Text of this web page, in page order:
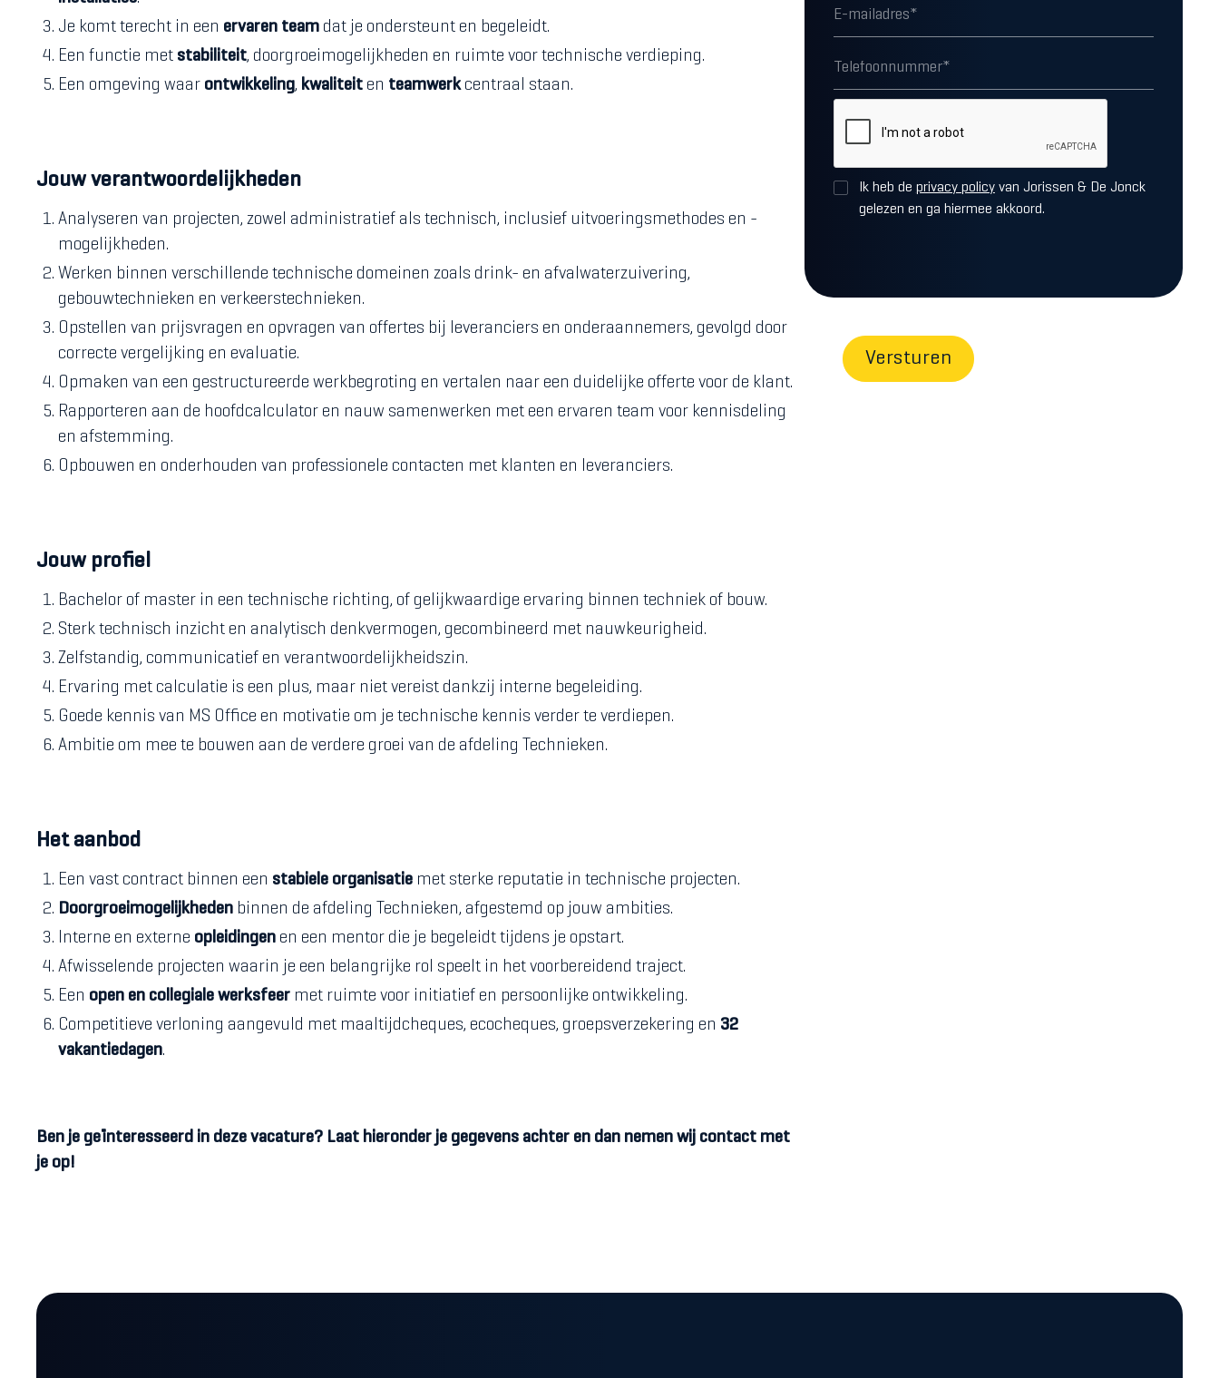
Je komt terecht in een ervaren team dat je ondersteunt en begeleidt.
Een functie met stabiliteit, doorgroeimogelijkheden en ruimte voor technische verdieping.
Een omgeving waar ontwikkeling, kwaliteit en teamwerkcentraal staan.
Jouw verantwoordelijkheden
Analyseren van projecten, zowel administratief als technisch, inclusief uitvoeringsmethodes en -
mogelijkheden.
Werken binnen verschillende technische domeinen zoals drink- en afvalwaterzuivering,
gebouwtechnieken en verkeerstechnieken.
Opstellen van prijsvragen en opvragen van offertes bij leveranciers en onderaannemers, gevolgd door
correcte vergelijking en evaluatie.
Opmaken van een gestructureerde werkbegroting en vertalen naar een duidelijke offerte voor de klant.
Rapporteren aan de hoofdcalculator en nauw samenwerken met een ervaren team voor kennisdeling
en afstemming.
Opbouwen en onderhouden van professionele contacten met klanten en leveranciers.
Jouw profiel
Bachelor of master in een technische richting, of gelijkwaardige ervaring binnen techniek of bouw.
Sterk technisch inzicht en analytisch denkvermogen, gecombineerd met nauwkeurigheid.
Zelfstandig, communicatief en verantwoordelijkheidszin.
Ervaring met calculatie is een plus, maar niet vereist dankzij interne begeleiding.
Goede kennis van MS Office en motivatie om je technische kennis verder te verdiepen.
Ambitie om mee te bouwen aan de verdere groei van de afdeling Technieken.
Het aanbod
Een vast contract binnen een stabiele organisatie met sterke reputatie in technische projecten.
Doorgroeimogelijkheden binnen de afdeling Technieken, afgestemd op jouw ambities.
Interne en externe opleidingen en een mentor die je begeleidt tijdens je opstart.
Afwisselende projecten waarin je een belangrijke rol speelt in het voorbereidend traject.
Een open en collegiale werksfeer met ruimte voor initiatief en persoonlijke ontwikkeling.
Competitieve verloning aangevuld met maaltijdcheques, ecocheques, groepsverzekering en 32
vakantiedagen.
Ben je geïnteresseerd in deze vacature? Laat hieronder je gegevens achter en dan nemen wij contact met
je op!
Ik heb de privacy policyvan Jorissen & De Jonck
gelezen en ga hiermee akkoord.